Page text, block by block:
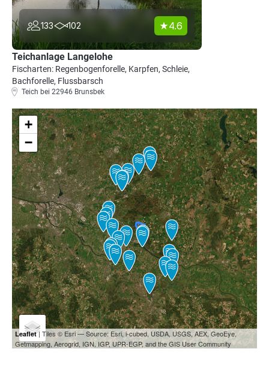
133 102 4.6
Teichanlage Langelohe
Fischarten: Regenbogenforelle, Karpfen, Schleie,
Bachforelle, Flussbarsch
Teich bei 22946 Brunsbek
+
−
Leaflet| Tiles © Esri — Source: Esri, i-cubed, USDA, USGS, AEX, GeoEye,
Getmapping, Aerogrid, IGN, IGP, UPR-EGP, and the GIS User Community